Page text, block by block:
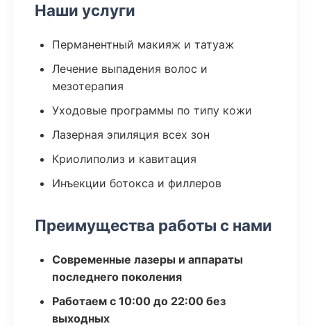
Наши услуги
Перманентный макияж и татуаж
Лечение выпадения волос и
мезотерапия
Уходовые программы по типу кожи
Лазерная эпиляция всех зон
Криолиполиз и кавитация
Инъекции ботокса и филлеров
Преимущества работы с нами
Современные лазеры и аппараты
последнего поколения
Работаем с 10:00 до 22:00 без
выходных